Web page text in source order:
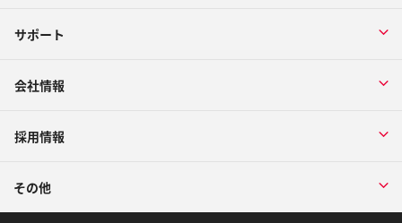
サポート
会社情報
採用情報
その他